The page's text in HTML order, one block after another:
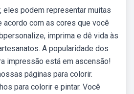
eles podem representar muitas
com as cores que você
imprima e dê vida às
A popularidade dos
impressão está em ascensão!
páginas para colorir.
para colorir e pintar. Você